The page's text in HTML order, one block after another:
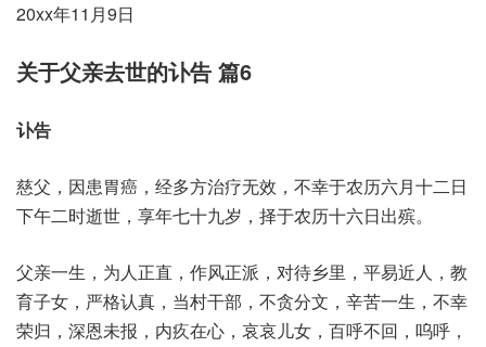
20xx年11月9日
关于父亲去世的讣告 篇6
讣告
慈父，因患胃癌，经多方治疗无效，不幸于农历六月十二日
下午二时逝世，享年七十九岁，择于农历十六日出殡。
父亲一生，为人正直，作风正派，对待乡里，平易近人，教
育子女，严格认真，当村干部，不贪分文，辛苦一生，不幸
荣归，深恩未报，内疚在心，哀哀儿女，百呼不回，呜呼，